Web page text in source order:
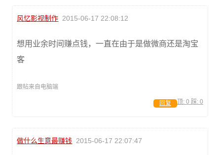
风忆影视制作 2015-06-17 22:08:12
想用业余时间赚点钱，一直在由于是做微商还是淘宝
客
跟帖来自电脑端
顶: 0 踩: 0
回复
做什么生意最赚钱 2015-06-17 22:07:47